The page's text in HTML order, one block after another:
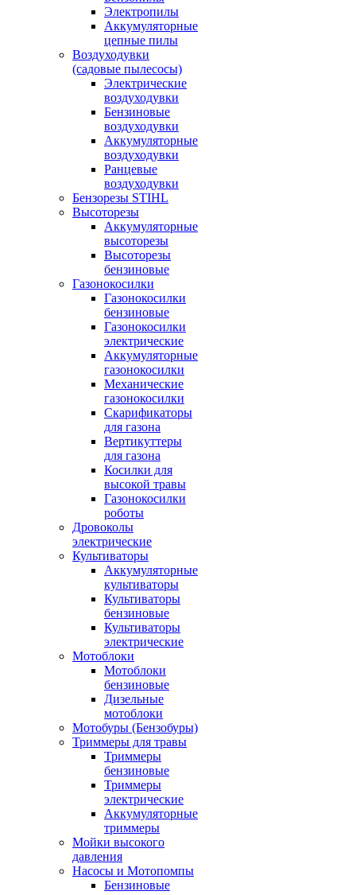
Электропилы
Аккумуляторные
цепные пилы
Воздуходувки
(садовые пылесосы)
Электрические
воздуходувки
Бензиновые
воздуходувки
Аккумуляторные
воздуходувки
Ранцевые
воздуходувки
Бензорезы STIHL
Высоторезы
Аккумуляторные
высоторезы
Высоторезы
бензиновые
Газонокосилки
Газонокосилки
бензиновые
Газонокосилки
электрические
Аккумуляторные
газонокосилки
Механические
газонокосилки
Скарификаторы
для газона
Вертикуттеры
для газона
Косилки для
высокой травы
Газонокосилки
роботы
Дровоколы
электрические
Культиваторы
Аккумуляторные
культиваторы
Культиваторы
бензиновые
Культиваторы
электрические
Мотоблоки
Мотоблоки
бензиновые
Дизельные
мотоблоки
Мотобуры (Бензобуры)
Триммеры для травы
Триммеры
бензиновые
Триммеры
электрические
Аккумуляторные
триммеры
Мойки высокого
давления
Насосы и Мотопомпы
Бензиновые